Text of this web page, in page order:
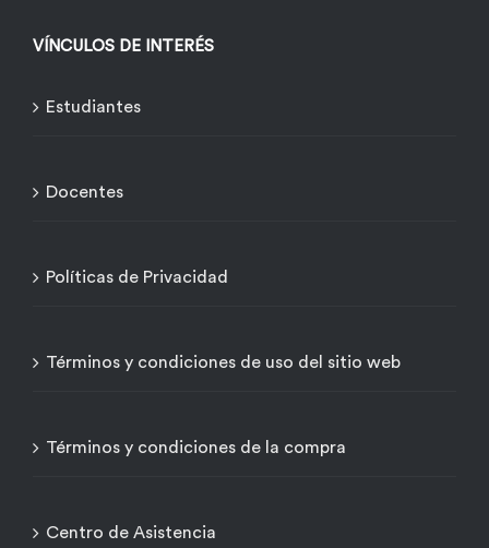
VÍNCULOS DE INTERÉS
Estudiantes
Docentes
Políticas de Privacidad
Términos y condiciones de uso del sitio web
Términos y condiciones de la compra
Centro de Asistencia